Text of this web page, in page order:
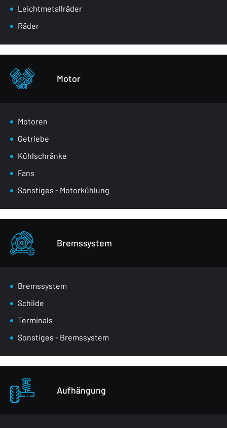
Radkästen
Vordere Gurte
Stoßstangen
Sonstiges - Körperteile
Leichtmetallräder
Räder
Motor
Motoren
Getriebe
Kühlschränke
Fans
Sonstiges - Motorkühlung
Bremssystem
Bremssystem
Schilde
Terminals
Sonstiges - Bremssystem
Aufhängung